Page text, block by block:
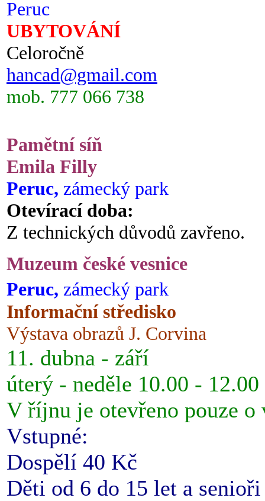
Peruc
UBYTOVÁNÍ
Celoročně
hancad@gmail.com
mob. 777 066 738
Pamětní síň
Emila Filly
Peruc, zámecký park
Otevírací doba:
Z technických důvodů zavřeno.
Muzeum české vesnice
Peruc, zámecký park
Informační středisko
Výstava obrazů J. Corvina
11. dubna - září
úterý - neděle 10.00 -
V říjnu je otevřeno pouze o
Vstupné:
Dospělí 40 Kč
Děti od 6 do 15 let a